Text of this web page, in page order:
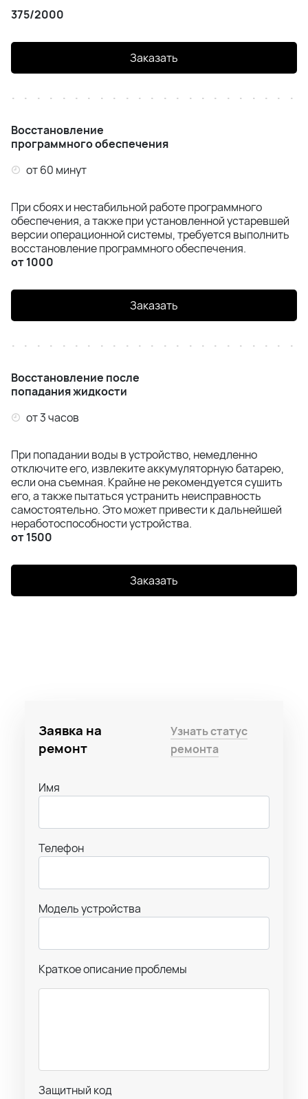
375/2000
Заказать
Восстановление
программного обеспечения
от 60 минут
При сбоях и нестабильной работе программного
обеспечения, а также при установленной устаревшей
версии операционной системы, требуется выполнить
восстановление программного обеспечения.
от 1000
Заказать
Восстановление после
попадания жидкости
от 3 часов
При попадании воды в устройство, немедленно
отключите его, извлеките аккумуляторную батарею,
если она съемная. Крайне не рекомендуется сушить
его, а также пытаться устранить неисправность
самостоятельно. Это может привести к дальнейшей
неработоспособности устройства.
от 1500
Заказать
Заявка на
ремонт
Узнать статус
ремонта
Имя
Телефон
Модель устройства
Краткое описание проблемы
Защитный код